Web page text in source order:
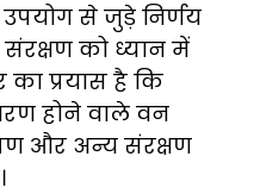
से जुड़े निर्णय
को ध्यान में
प्रयास है कि
होने वाले वन
और अन्य संरक्षण